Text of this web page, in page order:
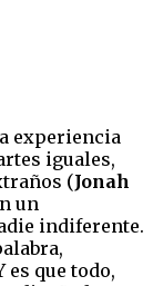
experiencia
iguales,
(Jonah
un
indiferente.
es que todo,